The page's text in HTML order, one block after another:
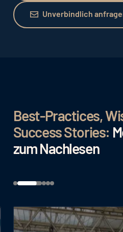
Unverbindlich anfragen
Unverbindlich
Best-Practices,
Success Stories:
zum Nachlesen